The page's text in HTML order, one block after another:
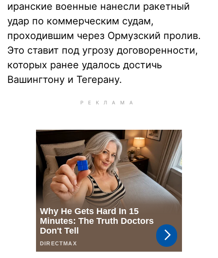
иранские военные нанесли ракетный
удар по коммерческим судам,
проходившим через Ормузский пролив.
Это ставит под угрозу договоренности,
которых ранее удалось достичь
Вашингтону и Тегерану.